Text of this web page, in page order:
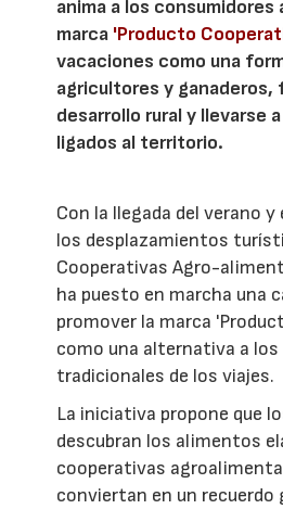
anima a los
marca 'Producto
vacaciones como una
agricultores y ganaderos,
desarrollo rural y llevarse
ligados al territorio.
Con la llegada del verano
los desplazamientos
Cooperativas Agro-
ha puesto en marcha una
promover la marca
como una alternativa a los
tradicionales de los viajes.
La iniciativa propone que
descubran los alimentos
cooperativas
conviertan en un